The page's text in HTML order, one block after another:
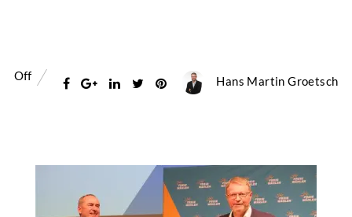
Off Hans Martin Groetsch